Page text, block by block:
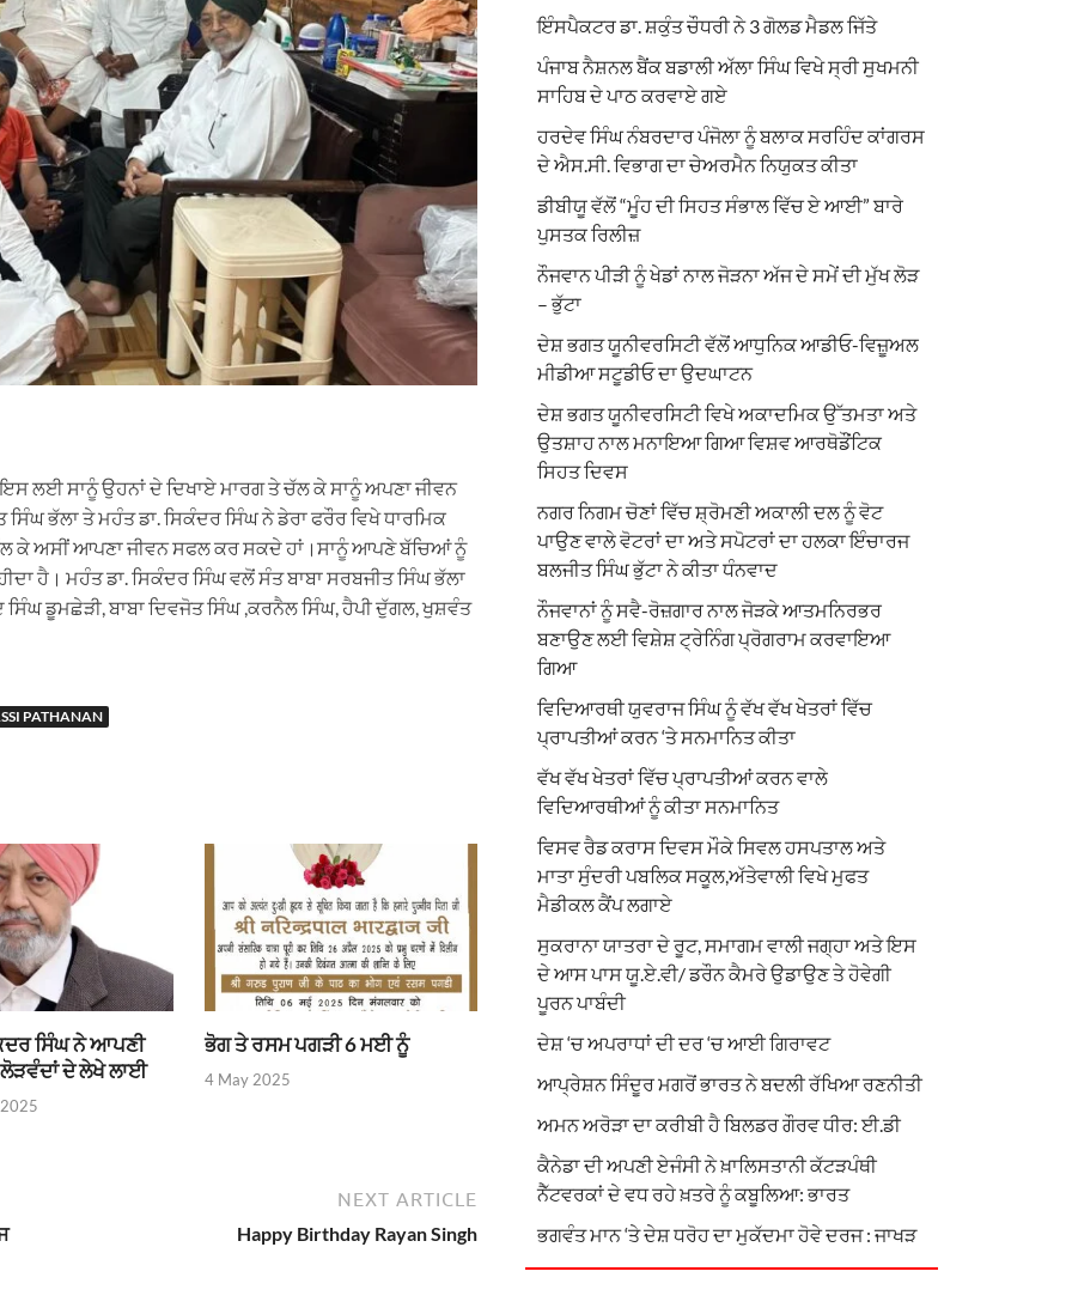
ਲਈ ਸਾਨੂੰ ਉਹਨਾਂ ਦੇ ਦਿਖਾਏ ਮਾਰਗ ਤੇ ਚੱਲ ਕੇ ਸਾਨੂੰ ਅਪਣਾ ਜੀਵਨ
ਭੱਲਾ ਤੇ ਮਹੰਤ ਡਾ. ਸਿਕੰਦਰ ਸਿੰਘ ਨੇ ਡੇਰਾ ਫਰੌਰ ਵਿਖੇ ਧਾਰਮਿਕ
ਕੇ ਅਸੀਂ ਆਪਣਾ ਜੀਵਨ ਸਫਲ ਕਰ ਸਕਦੇ ਹਾਂ।ਸਾਨੂੰ ਆਪਣੇ ਬੱਚਿਆਂ ਨੂੰ
ਹੈ। ਮਹੰਤ ਡਾ. ਸਿਕੰਦਰ ਸਿੰਘ ਵਲੋਂ ਸੰਤ ਬਾਬਾ ਸਰਬਜੀਤ ਸਿੰਘ ਭੱਲਾ
ਡੂਮਛੇੜੀ, ਬਾਬਾ ਦਿਵਜੋਤ ਸਿੰਘ ,ਕਰਨੈਲ ਸਿੰਘ, ਹੈਪੀ ਦੁੱਗਲ, ਖੁਸ਼ਵੰਤ
PATHANAN
ਸਿੰਘ ਨੇ ਆਪਣੀ
ਲੋੜਵੰਦਾਂ ਦੇ ਲੇਖੇ ਲਾਈ
ਭੋਗ ਤੇ ਰਸਮ ਪਗੜੀ 6 ਮਈ ਨੂੰ
4 May 2025
NEXT ARTICLE
Happy Birthday Rayan Singh
ਇੰਸਪੈਕਟਰ ਡਾ. ਸ਼ਕੁੰਤ ਚੌਧਰੀ ਨੇ 3 ਗੋਲਡ ਮੈਡਲ ਜਿੱਤੇ
ਪੰਜਾਬ ਨੈਸ਼ਨਲ ਬੈਂਕ ਬਡਾਲੀ ਅੱਲਾ ਸਿੰਘ ਵਿਖੇ ਸ੍ਰੀ ਸੁਖਮਨੀ
ਸਾਹਿਬ ਦੇ ਪਾਠ ਕਰਵਾਏ ਗਏ
ਹਰਦੇਵ ਸਿੰਘ ਨੰਬਰਦਾਰ ਪੰਜੋਲਾ ਨੂੰ ਬਲਾਕ ਸਰਹਿੰਦ ਕਾਂਗਰਸ
ਦੇ ਐਸ.ਸੀ. ਵਿਭਾਗ ਦਾ ਚੇਅਰਮੈਨ ਨਿਯੁਕਤ ਕੀਤਾ
ਡੀਬੀਯੂ ਵੱਲੋਂ “ਮੂੰਹ ਦੀ ਸਿਹਤ ਸੰਭਾਲ ਵਿੱਚ ਏ ਆਈ” ਬਾਰੇ
ਪੁਸਤਕ ਰਿਲੀਜ਼
ਨੌਜਵਾਨ ਪੀੜੀ ਨੂੰ ਖੇਡਾਂ ਨਾਲ ਜੋੜਨਾ ਅੱਜ ਦੇ ਸਮੇਂ ਦੀ ਮੁੱਖ ਲੋੜ
– ਭੁੱਟਾ
ਦੇਸ਼ ਭਗਤ ਯੂਨੀਵਰਸਿਟੀ ਵੱਲੋਂ ਆਧੁਨਿਕ ਆਡੀਓ-ਵਿਜ਼ੂਅਲ
ਮੀਡੀਆ ਸਟੂਡੀਓ ਦਾ ਉਦਘਾਟਨ
ਦੇਸ਼ ਭਗਤ ਯੂਨੀਵਰਸਿਟੀ ਵਿਖੇ ਅਕਾਦਮਿਕ ਉੱਤਮਤਾ ਅਤੇ
ਉਤਸ਼ਾਹ ਨਾਲ ਮਨਾਇਆ ਗਿਆ ਵਿਸ਼ਵ ਆਰਥੋਡੌਂਟਿਕ
ਸਿਹਤ ਦਿਵਸ
ਨਗਰ ਨਿਗਮ ਚੋਣਾਂ ਵਿੱਚ ਸ਼੍ਰੋਮਣੀ ਅਕਾਲੀ ਦਲ ਨੂੰ ਵੋਟ
ਪਾਉਣ ਵਾਲੇ ਵੋਟਰਾਂ ਦਾ ਅਤੇ ਸਪੋਟਰਾਂ ਦਾ ਹਲਕਾ ਇੰਚਾਰਜ
ਬਲਜੀਤ ਸਿੰਘ ਭੁੱਟਾ ਨੇ ਕੀਤਾ ਧੰਨਵਾਦ
ਨੌਜਵਾਨਾਂ ਨੂੰ ਸਵੈ-ਰੋਜ਼ਗਾਰ ਨਾਲ ਜੋੜਕੇ ਆਤਮਨਿਰਭਰ
ਬਣਾਉਣ ਲਈ ਵਿਸ਼ੇਸ਼ ਟ੍ਰੇਨਿੰਗ ਪ੍ਰੋਗਰਾਮ ਕਰਵਾਇਆ
ਗਿਆ
ਵਿਦਿਆਰਥੀ ਯੁਵਰਾਜ ਸਿੰਘ ਨੂੰ ਵੱਖ ਵੱਖ ਖੇਤਰਾਂ ਵਿੱਚ
ਪ੍ਰਾਪਤੀਆਂ ਕਰਨ ‘ਤੇ ਸਨਮਾਨਿਤ ਕੀਤਾ
ਵੱਖ ਵੱਖ ਖੇਤਰਾਂ ਵਿੱਚ ਪ੍ਰਾਪਤੀਆਂ ਕਰਨ ਵਾਲੇ
ਵਿਦਿਆਰਥੀਆਂ ਨੂੰ ਕੀਤਾ ਸਨਮਾਨਿਤ
ਵਿਸਵ ਰੈਡ ਕਰਾਸ ਦਿਵਸ ਮੌਕੇ ਸਿਵਲ ਹਸਪਤਾਲ ਅਤੇ
ਮਾਤਾ ਸੁੰਦਰੀ ਪਬਲਿਕ ਸਕੂਲ,ਅੱਤੇਵਾਲੀ ਵਿਖੇ ਮੁਫਤ
ਮੈਡੀਕਲ ਕੈਂਪ ਲਗਾਏ
ਸੁਕਰਾਨਾ ਯਾਤਰਾ ਦੇ ਰੂਟ, ਸਮਾਗਮ ਵਾਲੀ ਜਗ੍ਹਾ ਅਤੇ ਇਸ
ਦੇ ਆਸ ਪਾਸ ਯੂ.ਏ.ਵੀ/ ਡਰੌਨ ਕੈਮਰੇ ਉਡਾਉਣ ਤੇ ਹੋਵੇਗੀ
ਪੂਰਨ ਪਾਬੰਦੀ
ਦੇਸ਼ ‘ਚ ਅਪਰਾਧਾਂ ਦੀ ਦਰ ‘ਚ ਆਈ ਗਿਰਾਵਟ
ਆਪ੍ਰੇਸ਼ਨ ਸਿੰਦੂਰ ਮਗਰੋਂ ਭਾਰਤ ਨੇ ਬਦਲੀ ਰੱਖਿਆ ਰਣਨੀਤੀ
ਅਮਨ ਅਰੋੜਾ ਦਾ ਕਰੀਬੀ ਹੈ ਬਿਲਡਰ ਗੌਰਵ ਧੀਰ: ਈ.ਡੀ
ਕੈਨੇਡਾ ਦੀ ਅਪਣੀ ਏਜੰਸੀ ਨੇ ਖ਼ਾਲਿਸਤਾਨੀ ਕੱਟੜਪੰਥੀ
ਨੈੱਟਵਰਕਾਂ ਦੇ ਵਧ ਰਹੇ ਖ਼ਤਰੇ ਨੂੰ ਕਬੂਲਿਆ: ਭਾਰਤ
ਭਗਵੰਤ ਮਾਨ ‘ਤੇ ਦੇਸ਼ ਧਰੋਹ ਦਾ ਮੁਕੱਦਮਾ ਹੋਵੇ ਦਰਜ : ਜਾਖੜ